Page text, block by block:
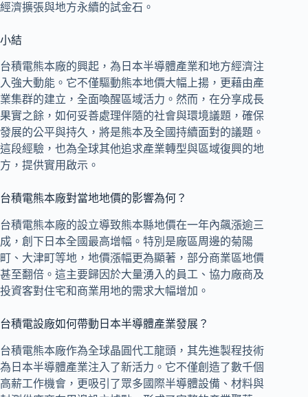
經濟擴張與地方永續的試金石。
小結
台積電熊本廠的興起，為日本半導體產業和地方經濟注
入強大動能。它不僅驅動熊本地價大幅上揚，更藉由產
業集群的建立，全面喚醒區域活力。然而，在分享成長
果實之餘，如何妥善處理伴隨的社會與環境議題，確保
發展的公平與持久，將是熊本及全國持續面對的議題。
這段經驗，也為全球其他追求產業轉型與區域復興的地
方，提供實用啟示。
台積電熊本廠對當地地價的影響為何？
台積電熊本廠的設立導致熊本縣地價在一年內飆漲逾三
成，創下日本全國最高增幅。特別是廠區周邊的菊陽
町、大津町等地，地價漲幅更為顯著，部分商業區地價
甚至翻倍。這主要歸因於大量湧入的員工、協力廠商及
投資客對住宅和商業用地的需求大幅增加。
台積電設廠如何帶動日本半導體產業發展？
台積電熊本廠作為全球晶圓代工龍頭，其先進製程技術
為日本半導體產業注入了新活力。它不僅創造了數千個
高薪工作機會，更吸引了眾多國際半導體設備、材料與